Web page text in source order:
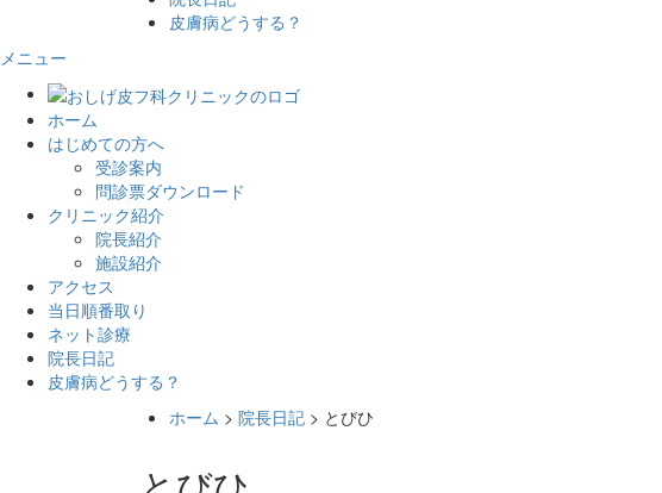
皮膚病どうする？
メニュー
ホーム
はじめての方へ
受診案内
問診票ダウンロード
クリニック紹介
院長紹介
施設紹介
アクセス
当日順番取り
ネット診療
院長日記
皮膚病どうする？
ホーム > 院長日記 > とびひ